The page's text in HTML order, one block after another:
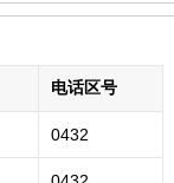
电话区号
0432